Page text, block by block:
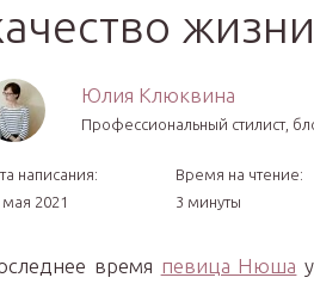
жизни
Юлия Клюквина
Профессиональный стилист,
написания:
мая 2021
Время на чтение:
3 минуты
время певица Нюша